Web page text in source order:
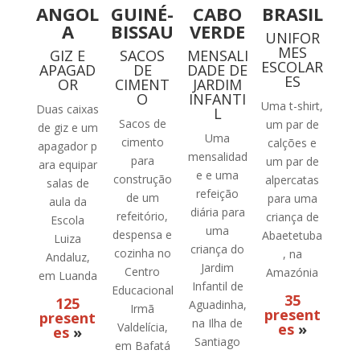
ANGOL
A
GIZ E
APAGAD
OR
Duas caixas
de giz e um
apagador p
ara equipar
salas de
aula da
Escola
Luiza
Andaluz,
em Luanda
125
present
es »
GUINÉ-
BISSAU
SACOS
DE
CIMENT
O
Sacos de
cimento
para
construção
de um
refeitório,
despensa e
cozinha no
Centro
Educacional
Irmã
Valdelícia,
em Bafatá
CABO
VERDE
MENSALI
DADE DE
JARDIM
INFANTI
L
Uma
mensalidad
e e uma
refeição
diária para
uma
criança do
Jardim
Infantil de
Aguadinha,
na Ilha de
Santiago
BRASIL
UNIFOR
MES
ESCOLAR
ES
Uma t-shirt,
um par de
calções e
um par de
alpercatas
para uma
criança de
Abaetetuba
, na
Amazónia
35
present
es»